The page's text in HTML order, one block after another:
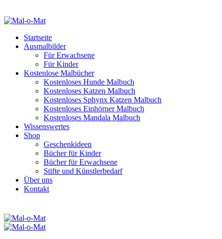
Startseite
Ausmalbilder
Für Erwachsene
Für Kinder
Kostenlose Malbücher
Kostenloses Hunde Malbuch
Kostenloses Katzen Malbuch
Kostenloses Sphynx Katzen Malbuch
Kostenloses Einhörner Malbuch
Kostenloses Mandala Malbuch
Wissenswertes
Shop
Geschenkideen
Bücher für Kinder
Bücher für Erwachsene
Stifte und Künstlerbedarf
Über uns
Kontakt